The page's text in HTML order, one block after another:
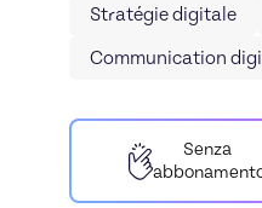
Stratégie digitale
Communication
Senza